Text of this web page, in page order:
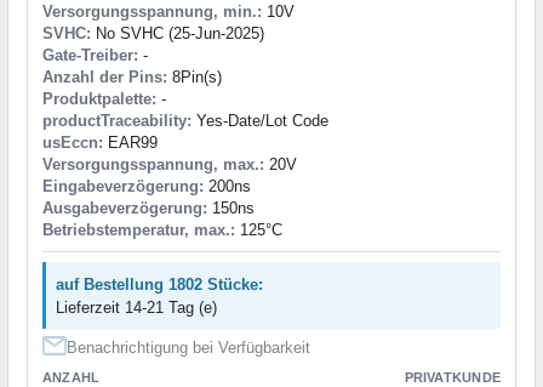
Versorgungsspannung, min.: 10V
SVHC: No SVHC (25-Jun-2025)
Gate-Treiber: -
Anzahl der Pins: 8Pin(s)
Produktpalette: -
productTraceability: Yes-Date/Lot Code
usEccn: EAR99
Versorgungsspannung, max.: 20V
Eingabeverzögerung: 200ns
Ausgabeverzögerung: 150ns
Betriebstemperatur, max.: 125°C
auf Bestellung 1802 Stücke:
Lieferzeit 14-21 Tag (e)
Benachrichtigung bei Verfügbarkeit
ANZAHL PRIVATKUNDE